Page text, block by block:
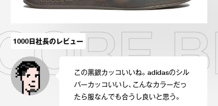
スニーカー診断 プライバシーポリシー 免責事項 お問い合わせ
SEARCH SNEAKER
1000日社長のレビュー
この黒銀カッコいいね。adidasのシル
バーカッコいいし、こんなカラーだっ
たら服なんでも合うし良いと思う。